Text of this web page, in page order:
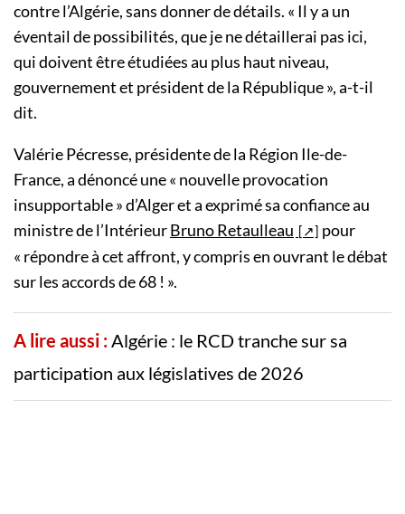
contre l’Algérie, sans donner de détails. « Il y a un
éventail de possibilités, que je ne détaillerai pas ici,
qui doivent être étudiées au plus haut niveau,
gouvernement et président de la République », a-t-il
dit.
Valérie Pécresse, présidente de la Région Ile-de-
France, a dénoncé une « nouvelle provocation
insupportable » d’Alger et a exprimé sa confiance au
ministre de l’IntérieurBruno Retaulleau
pour
« répondre à cet affront, y compris en ouvrant le débat
sur les accords de 68 ! ».
A lire aussi :Algérie : le RCD tranche sur sa
participation aux législatives de 2026